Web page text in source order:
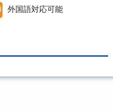
外国語対応可能